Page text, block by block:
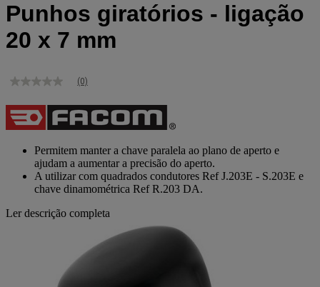
Punhos giratórios - ligação
20 x 7 mm
Sem
de
classificação
Link
mesma
página.
(0)
Permitem manter a chave paralela ao plano de aperto e
ajudam a aumentar a precisão do aperto.
A utilizar com quadrados condutores Ref J.203E - S.203E e
chave dinamométrica Ref R.203 DA.
Ler descrição completa